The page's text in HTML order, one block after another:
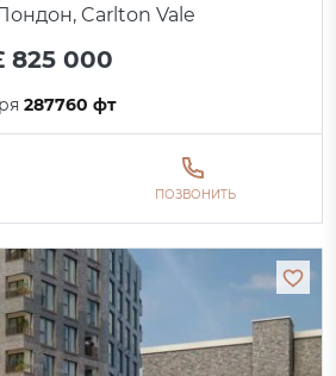
Carlton Vale
825 000
287760 фт
ПОЗВОНИТЬ